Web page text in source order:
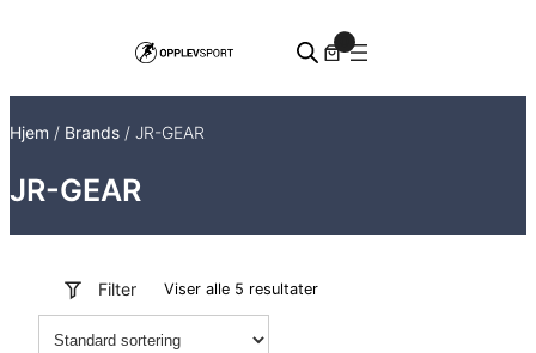
Hjem / Brands / JR-GEAR
JR-GEAR
Filter Viser alle 5 resultater